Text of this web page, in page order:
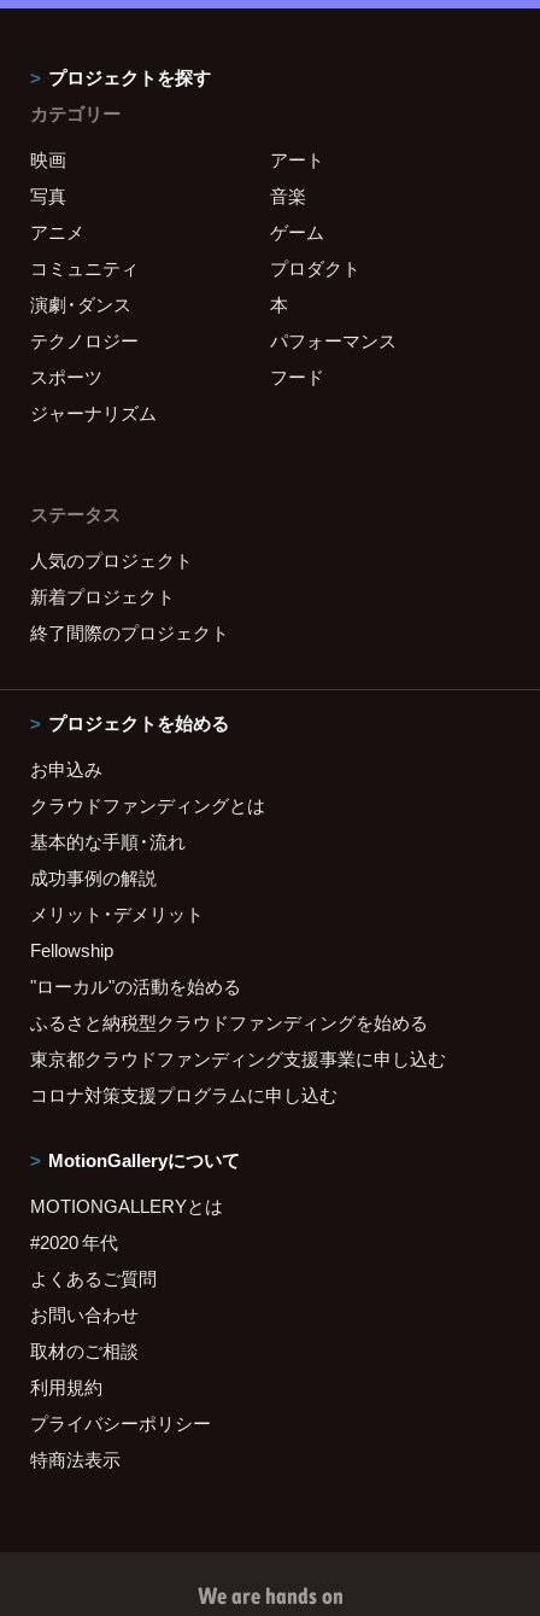
プロジェクトを探す
カテゴリー
映画
アート
写真
音楽
アニメ
ゲーム
コミュニティ
プロダクト
演劇・ダンス
本
テクノロジー
パフォーマンス
スポーツ
フード
ジャーナリズム
ステータス
人気のプロジェクト
新着プロジェクト
終了間際のプロジェクト
プロジェクトを始める
お申込み
クラウドファンディングとは
基本的な手順・流れ
成功事例の解説
メリット・デメリット
Fellowship
"ローカル"の活動を始める
ふるさと納税型クラウドファンディングを始める
東京都クラウドファンディング支援事業に申し込む
コロナ対策支援プログラムに申し込む
MotionGalleryについて
MOTIONGALLERYとは
#2020 年代
よくあるご質問
お問い合わせ
取材のご相談
利用規約
プライバシーポリシー
特商法表示
We are hands on